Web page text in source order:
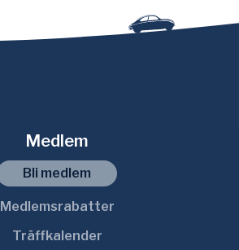
Medlem
Bli medlem
Medlemsrabatter
Träffkalender